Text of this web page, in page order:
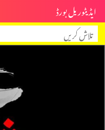
ایڈیٹوریل بورڈ